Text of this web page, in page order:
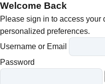
Welcome Back
Please sign in to access your
personalized preferences.
Username or Email
Password